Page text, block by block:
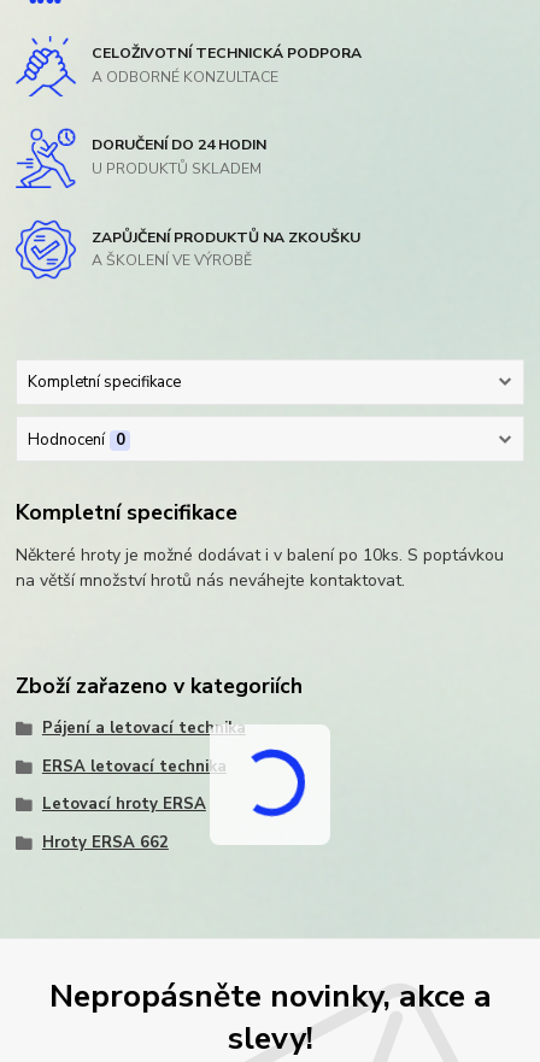
CELOŽIVOTNÍ TECHNICKÁ PODPORA
A ODBORNÉ KONZULTACE
DORUČENÍ DO 24 HODIN
U PRODUKTŮ SKLADEM
ZAPŮJČENÍ PRODUKTŮ NA ZKOUŠKU
A ŠKOLENÍ VE VÝROBĚ
Kompletní specifikace
Hodnocení 0
Kompletní specifikace
Některé hroty je možné dodávat i v balení po 10ks. S poptávkou
na větší množství hrotů nás neváhejte kontaktovat.
Zboží zařazeno v kategoriích
Pájení a letovací technika
ERSA letovací technika
Letovací hroty ERSA
Hroty ERSA 662
Nepropásněte novinky, akce a
slevy!